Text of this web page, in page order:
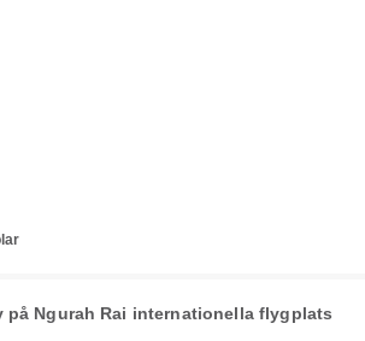
på Ngurah Rai internationella flygplats